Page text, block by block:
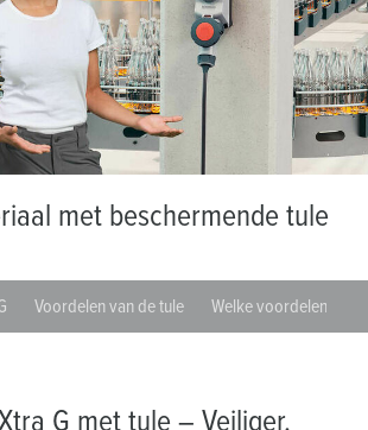
met beschermende tule
Voordelen van de tule Welke voordelen
G met tule – Veiliger.